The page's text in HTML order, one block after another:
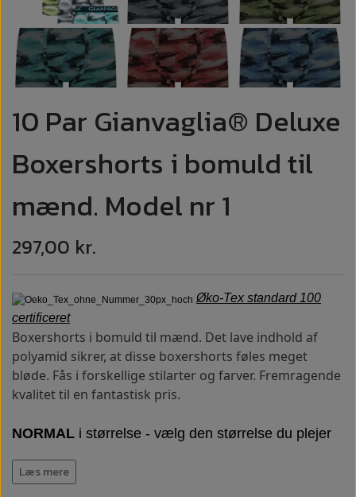
10 Par Gianvaglia® Deluxe
Boxershorts i bomuld til
mænd. Model nr 1
297,00 kr.
Øko-Tex standard 100
certificeret
Boxershorts i bomuld til mænd. Det lave indhold af
polyamid sikrer, at disse boxershorts føles meget
bløde. Fås i forskellige stilarter og farver. Fremragende
kvalitet til en fantastisk pris.
NORMAL i størrelse - vælg den størrelse du plejer
Ekstremt behagelige:
Læs mere